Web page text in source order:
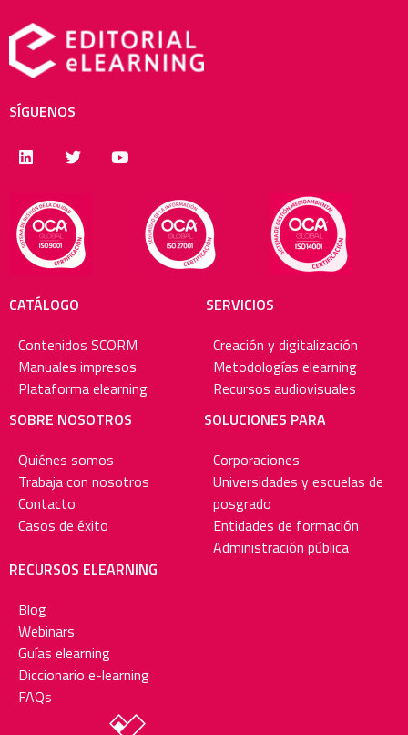
SÍGUENOS
CATÁLOGO
Contenidos SCORM
Manuales impresos
Plataforma elearning
SOBRE NOSOTROS
Quiénes somos
Trabaja con nosotros
Contacto
Casos de éxito
SERVICIOS
Creación y digitalización
Metodologías elearning
Recursos audiovisuales
SOLUCIONES PARA
Corporaciones
Universidades y escuelas de
posgrado
Entidades de formación
Administración pública
RECURSOS ELEARNING
Blog
Webinars
Guías elearning
Diccionario e-learning
FAQs